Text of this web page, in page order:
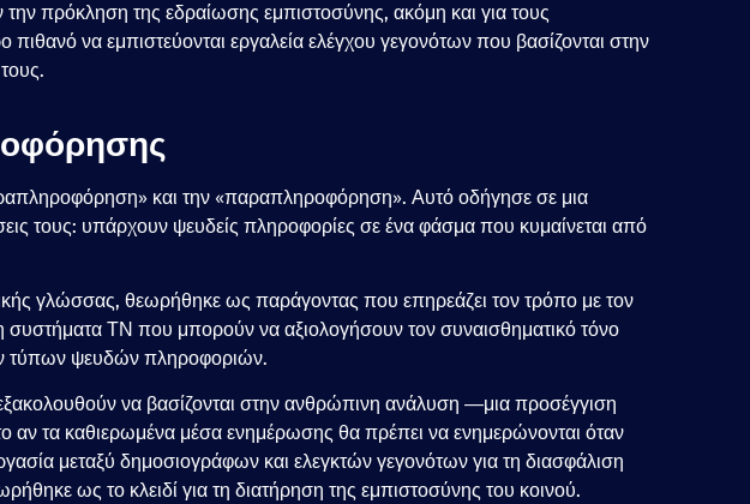
πρόκληση της εδραίωσης εμπιστοσύνης, ακόμη και για τους
να εμπιστεύονται εργαλεία ελέγχου γεγονότων που βασίζονται στην
και την «παραπληροφόρηση». Αυτό οδήγησε σε μια
τους: υπάρχουν ψευδείς πληροφορίες σε ένα φάσμα που κυμαίνεται από
γλώσσας, θεωρήθηκε ως παράγοντας που επηρεάζει τον τρόπο με τον
ΤΝ που μπορούν να αξιολογήσουν τον συναισθηματικό τόνο
τύπων ψευδών πληροφοριών.
να βασίζονται στην ανθρώπινη ανάλυση —μια προσέγγιση
τα καθιερωμένα μέσα ενημέρωσης θα πρέπει να ενημερώνονται όταν
μεταξύ δημοσιογράφων και ελεγκτών γεγονότων για τη διασφάλιση
ως το κλειδί για τη διατήρηση της εμπιστοσύνης του κοινού.